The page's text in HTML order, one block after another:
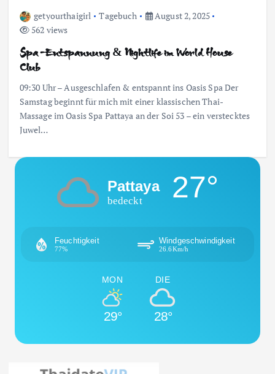
getyourthaigirl Tagebuch
August 2, 2025
562 views
Spa-Entspannung & Nightlife im World House
Club
09:30 Uhr – Ausgeschlafen & entspannt ins Oasis Spa Der
Samstag beginnt für mich mit einer klassischen Thai-
Massage im Oasis Spa Pattaya an der Soi 53 – ein verstecktes
Juwel…
Pattaya
bedeckt 27°
Feuchtigkeit
77%
Windgeschwindigkeit
26.6Km/h
MON
29°
DIE
28°